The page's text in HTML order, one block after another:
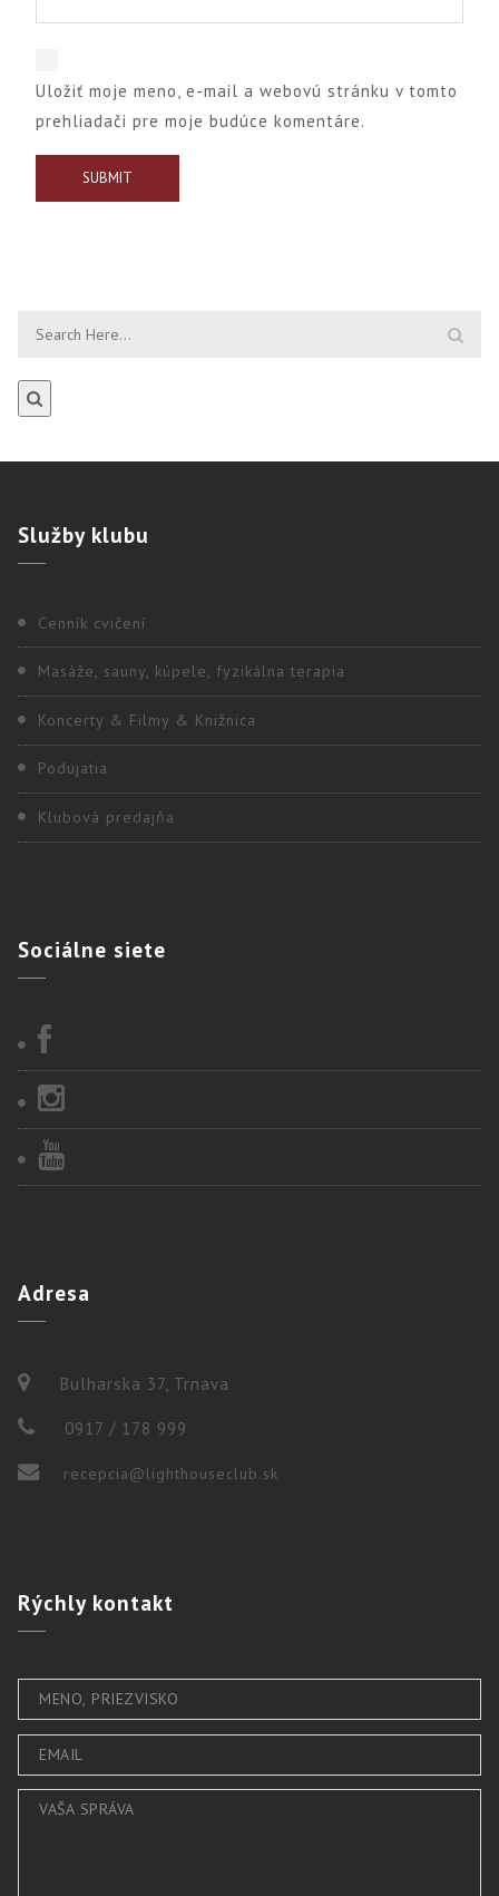
Uložiť moje meno, e-mail a webovú stránku v tomto
prehliadači pre moje budúce komentáre.
Službyklubu
Cenník cvičení
Masáže, sauny, kúpele, fyzikálna terapia
Koncerty & Filmy & Knižnica
Podujatia
Klubová predajňa
Sociálne siete
Adresa
Bulharska 37, Trnava
0917 / 178 999
recepcia@lighthouseclub.sk
Rýchlykontakt